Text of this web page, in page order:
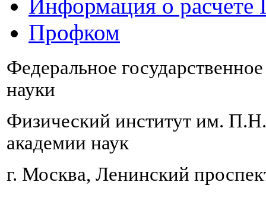
Информация о
Профком
Федеральное
науки
Физический институт им.
академии наук
г. Москва, Ленинский